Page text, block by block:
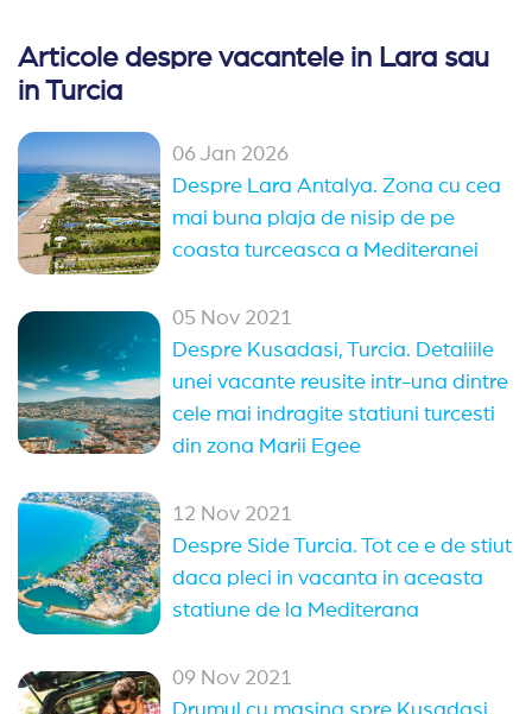
-Nu este permisa iesirea din restaurante cu mancare
-Un cod vestimentar adecvat este obligatoriu in
-Hotelul isi rezerva dreptul de a modifica
Articole despre vacantele in Lara sau
in Turcia
06 Jan 2026
Despre Lara Antalya. Zona cu cea
mai buna plaja de nisip de pe
coasta turceasca a Mediteranei
05 Nov 2021
Despre Kusadasi, Turcia. Detaliile
unei vacante reusite intr-una dintre
cele mai indragite statiuni turcesti
din zona Marii Egee
12 Nov 2021
Despre Side Turcia. Tot ce e de stiut
daca pleci in vacanta in aceasta
statiune de la Mediterana
09 Nov 2021